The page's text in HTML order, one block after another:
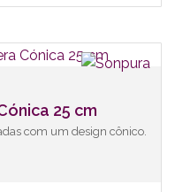
25 cm
com um design cônico.